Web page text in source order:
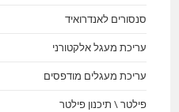
סנסורים לאנדרואיד
עריכת מעגל אלקטורני
עריכת מעגלים מודפסים
פילטר \ תיכנון פילטר